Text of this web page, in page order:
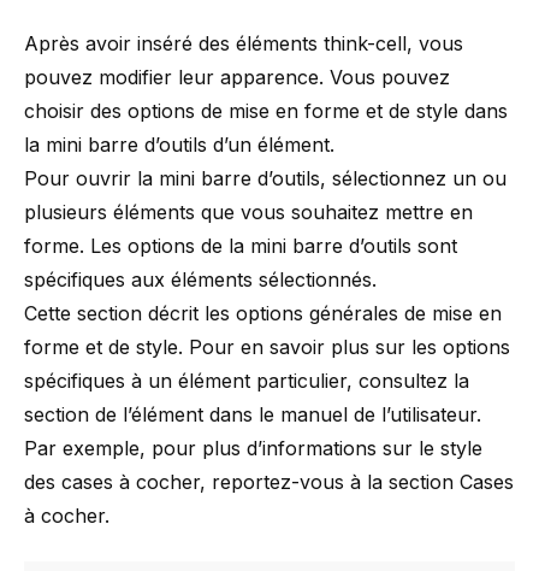
Après avoir inséré des éléments think-cell, vous
pouvez modifier leur apparence. Vous pouvez
choisir des options de mise en forme et de style dans
la mini barre d’outils d’un élément.
Pour ouvrir la mini barre d’outils, sélectionnez un ou
plusieurs éléments que vous souhaitez mettre en
forme. Les options de la mini barre d’outils sont
spécifiques aux éléments sélectionnés.
Cette section décrit les options générales de mise en
forme et de style. Pour en savoir plus sur les options
spécifiques à un élément particulier, consultez la
section de l’élément dans le manuel de l’utilisateur.
Par exemple, pour plus d’informations sur le style
des cases à cocher, reportez-vous à la section Cases
à cocher.